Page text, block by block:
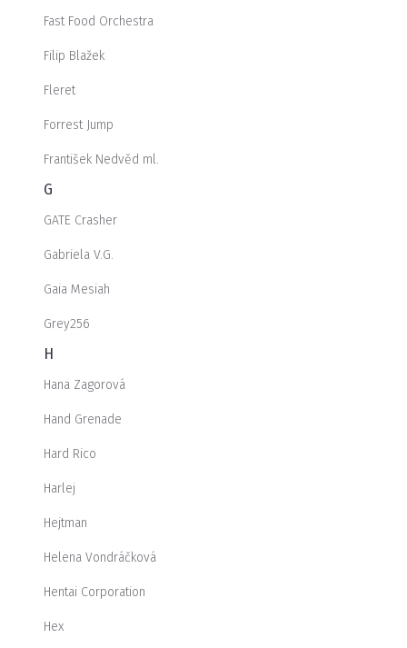
Fast Food Orchestra
Filip Blažek
Fleret
Forrest Jump
František Nedvěd ml.
G
GATE Crasher
Gabriela V.G.
Gaia Mesiah
Grey256
H
Hana Zagorová
Hand Grenade
Hard Rico
Harlej
Hejtman
Helena Vondráčková
Hentai Corporation
Hex